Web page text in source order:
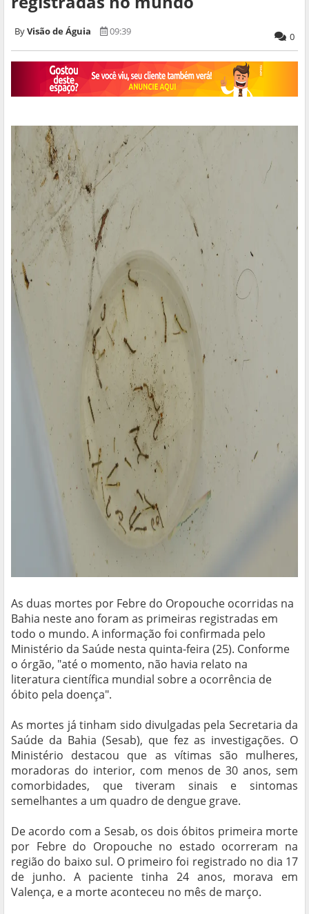
Visão de Águia 09:39 0
As duas mortes por Febre do Oropouche ocorridas na
Bahia neste ano foram as primeiras registradas em
todo o mundo. A informação foi confirmada pelo
Ministério da Saúde nesta quinta-feira (25). Conforme
o órgão, "até o momento, não havia relato na
literatura científica mundial sobre a ocorrência de
óbito pela doença".
As mortes já tinham sido divulgadas pela Secretaria da
Saúde da Bahia (Sesab), que fez as investigações. O
Ministério destacou que as vítimas são mulheres,
moradoras do interior, com menos de 30 anos, sem
comorbidades, que tiveram sinais e sintomas
semelhantes a um quadro de dengue grave.
De acordo com a Sesab, os dois óbitos primeira morte
por Febre do Oropouche no estado ocorreram na
região do baixo sul. O primeiro foi registrado no dia 17
de junho. A paciente tinha 24 anos, morava em
Valença, e a morte aconteceu no mês de março.